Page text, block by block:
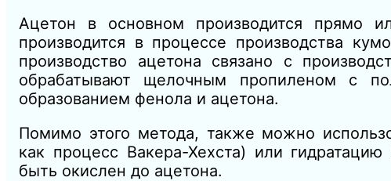
Ацетон в основном производится прямо
производится в процессе производства
производство ацетона связано с
обрабатывают щелочным пропиленом с
образованием фенола и ацетона.
Помимо этого метода, также можно
как процесс Вакера-Хехста) или
быть окислен до ацетона.